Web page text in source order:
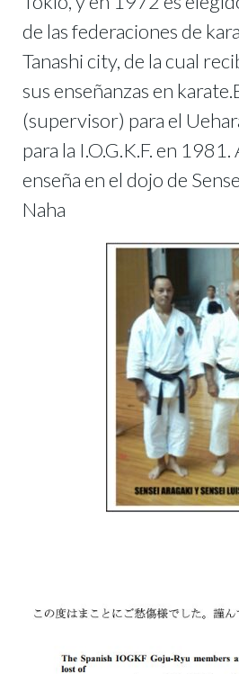
de las federaciones de
Tanashi city, de la cual
sus enseñanzas en
(supervisor) para el
para la I.O.G.K.F. en
enseña en el dojo de
Naha